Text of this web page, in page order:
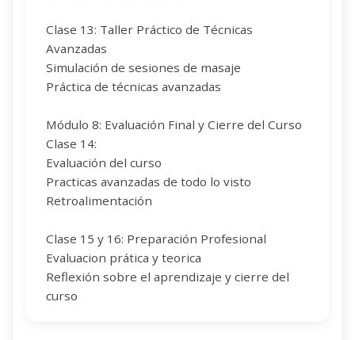
Clase 13: Taller Práctico de Técnicas
Avanzadas
Simulación de sesiones de masaje
Práctica de técnicas avanzadas
Módulo 8: Evaluación Final y Cierre del Curso
Clase 14:
Evaluación del curso
Practicas avanzadas de todo lo visto
Retroalimentación
Clase 15 y 16: Preparación Profesional
Evaluacion prática y teorica
Reflexión sobre el aprendizaje y cierre del
curso